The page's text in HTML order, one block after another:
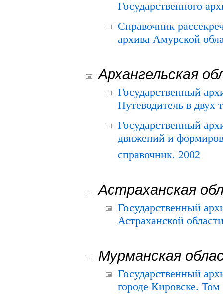
Государственного
Справочник
архива Амурской
Архангельская
Государственный
Путеводитель в двух
Государственный
движений и
справочник. 2002
Астраханская
Государственный
Астраханской
Мурманская
Государственный
городе Кировске.